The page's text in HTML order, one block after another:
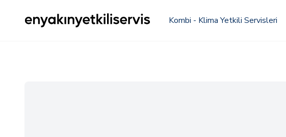
Kombi - Klima Yetkili Servisleri